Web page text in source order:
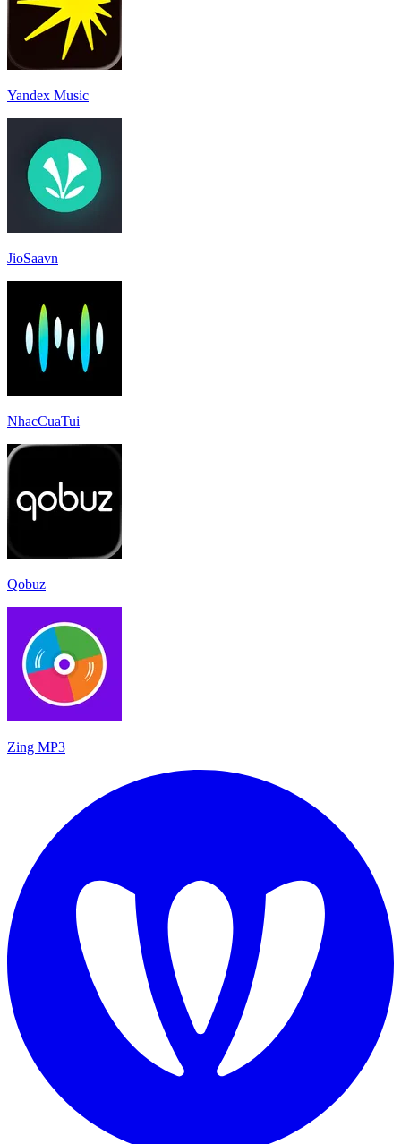
Yandex Music
JioSaavn
NhacCuaTui
Qobuz
Zing MP3